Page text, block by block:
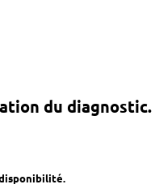
du diagnostic.